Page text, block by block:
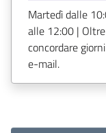
Martedì dalle
alle 12:00 |
concordare
e-mail.